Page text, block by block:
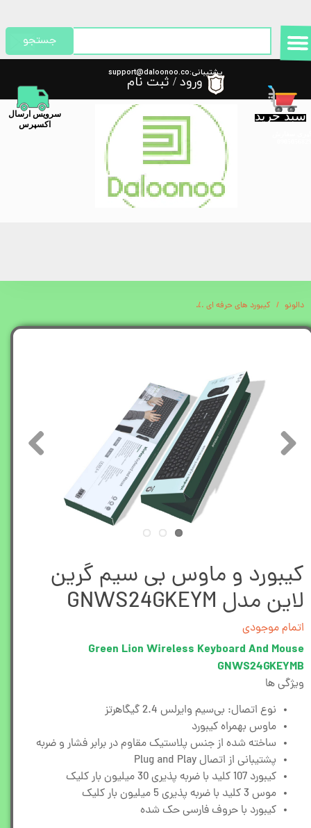
پشتیبانی:support@daloonoo.co
m
سبد خرید
​سرویس ارسال
اکسپرس
جستجو
ورود / ثبت نام
حساب کاربری من
تغییر گذر واژه
سفارشات
خروج از حساب کاربری
دالونو کیبورد های حرفه ای
کیبورد و ماوس بی سیم گرین
لاین مدل GNWS24GKEYM
اتمام موجودی
Green Lion Wireless Keyboard And Mouse
GNWS24GKEYMB
ویژگی ها
نوع اتصال: بی‌سیم وایرلس 2.4 گیگاهرتز
ماوس بهمراه کیبورد
ساخته شده از جنس پلاستیک مقاوم در برابر فشار و ضربه
پشتیبانی از اتصال Plug and Play
کیبورد 107 کلید با ضربه پذیری 30 میلیون بار کلیک
موس 3 کلید با ضربه پذیری 5 میلیون بار کلیک
کیبورد با حروف فارسی حک شده